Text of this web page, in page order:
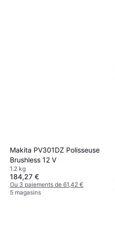
Makita PV301DZ Polisseuse
Brushless 12 V
1.2 kg
184,27 €
Ou 3 paiements de 61,42 €
5 magasins